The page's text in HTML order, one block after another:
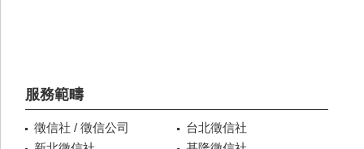
服務範疇
徵信社 / 徵信公司
台北徵信社